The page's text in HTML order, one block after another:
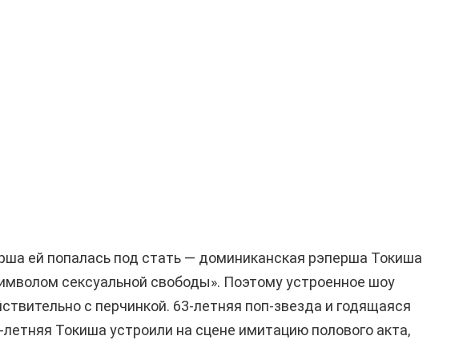
ей попалась под стать — доминиканская рэперша Токиша
сексуальной свободы». Поэтому устроенное шоу
с перчинкой. 63-летняя поп-звезда и годящаяся
летняя Токиша устроили на сцене имитацию полового акта,